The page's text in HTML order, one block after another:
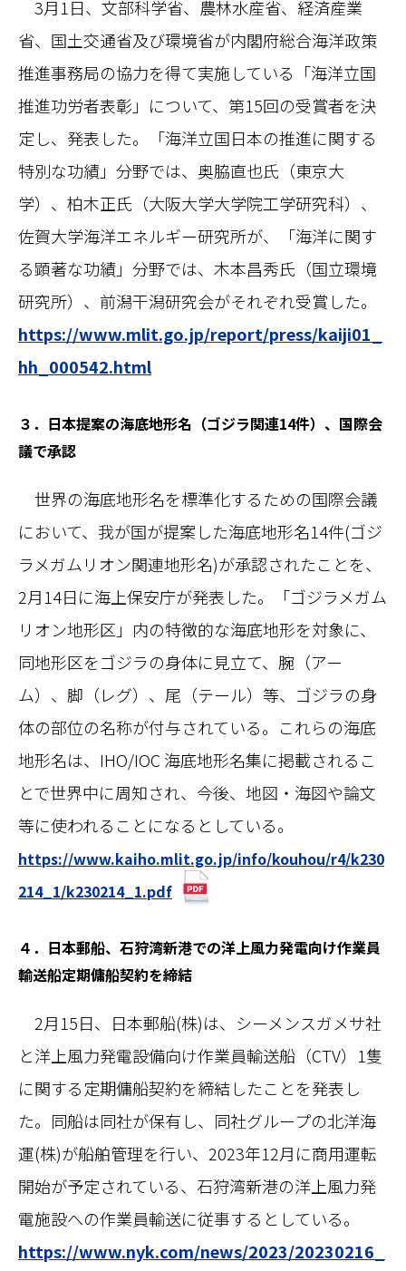
3月1日、文部科学省、農林水産省、経済産業
省、国土交通省及び環境省が内閣府総合海洋政策
推進事務局の協力を得て実施している「海洋立国
推進功労者表彰」について、第15回の受賞者を決
定し、発表した。「海洋立国日本の推進に関する
特別な功績」分野では、奥脇直也氏（東京大
学）、柏木正氏（大阪大学大学院工学研究科）、
佐賀大学海洋エネルギー研究所が、「海洋に関す
る顕著な功績」分野では、木本昌秀氏（国立環境
研究所）、前潟干潟研究会がそれぞれ受賞した。
https://www.mlit.go.jp/report/press/kaiji01_
hh_000542.html
３．日本提案の海底地形名（ゴジラ関連14件）、国際会
議で承認
世界の海底地形名を標準化するための国際会議
において、我が国が提案した海底地形名14件(ゴジ
ラメガムリオン関連地形名)が承認されたことを、
2月14日に海上保安庁が発表した。「ゴジラメガム
リオン地形区」内の特徴的な海底地形を対象に、
同地形区をゴジラの身体に見立て、腕（アー
ム）、脚（レグ）、尾（テール）等、ゴジラの身
体の部位の名称が付与されている。これらの海底
地形名は、IHO/IOC 海底地形名集に掲載されるこ
とで世界中に周知され、今後、地図・海図や論文
等に使われることになるとしている。
https://www.kaiho.mlit.go.jp/info/kouhou/r4/k230
214_1/k230214_1.pdf
４．日本郵船、石狩湾新港での洋上風力発電向け作業員
輸送船定期傭船契約を締結
2月15日、日本郵船(株)は、シーメンスガメサ社
と洋上風力発電設備向け作業員輸送船（CTV）1隻
に関する定期傭船契約を締結したことを発表し
た。同船は同社が保有し、同社グループの北洋海
運(株)が船舶管理を行い、2023年12月に商用運転
開始が予定されている、石狩湾新港の洋上風力発
電施設への作業員輸送に従事するとしている。
https://www.nyk.com/news/2023/20230216_